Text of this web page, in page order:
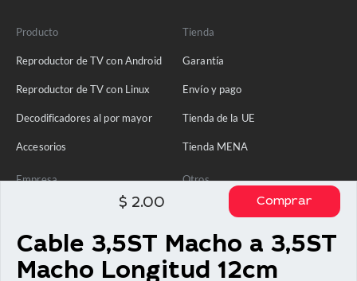
$ 2.00 Comprar
Cable 3,5ST Macho a 3,5ST
Macho Longitud 12cm
Producto
Reproductor de TV con Android
Reproductor de TV con Linux
Decodificadores al por mayor
Accesorios
Tienda
Garantía
Envío y pago
Tienda de la UE
Tienda MENA
Empresa
Ponte en contacto con
Blog
Otros
Política de privacidad